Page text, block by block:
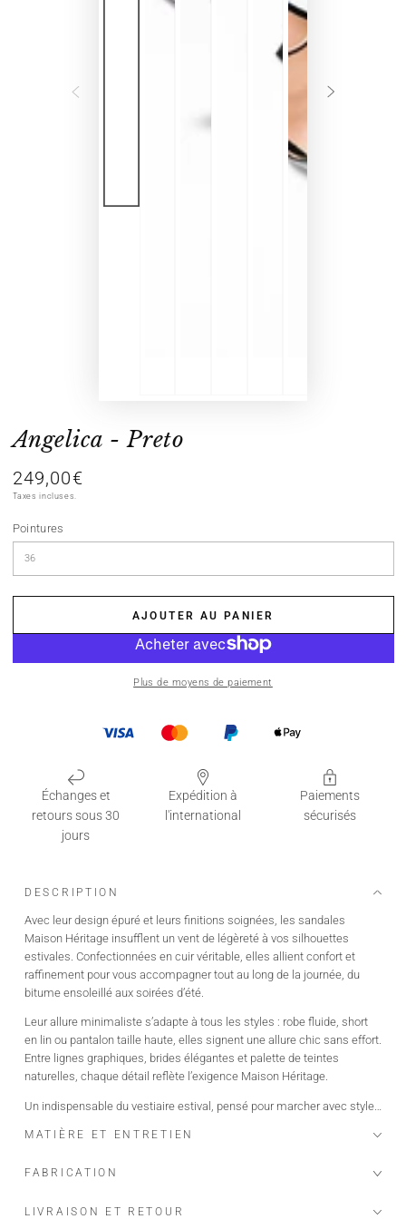
Angelica - Preto
Prix
normal
249,00€
Taxes incluses.
Pointures
AJOUTER AU PANIER
Plus de moyens de paiement
Échanges et
retours sous 30
jours
Expédition à
l'international
Paiements
sécurisés
DESCRIPTION
Avec leur design épuré et leurs finitions soignées, les sandales
Maison Héritage insufflent un vent de légèreté à vos silhouettes
estivales. Confectionnées en cuir véritable, elles allient confort et
raffinement pour vous accompagner tout au long de la journée, du
bitume ensoleillé aux soirées d’été.
Leur allure minimaliste s’adapte à tous les styles : robe fluide, short
en lin ou pantalon taille haute, elles signent une allure chic sans effort.
Entre lignes graphiques, brides élégantes et palette de teintes
naturelles, chaque détail reflète l’exigence Maison Héritage.
Un indispensable du vestiaire estival, pensé pour marcher avec style…
et légèreté.
MATIÈRE ET ENTRETIEN
FABRICATION
LIVRAISON ET RETOUR